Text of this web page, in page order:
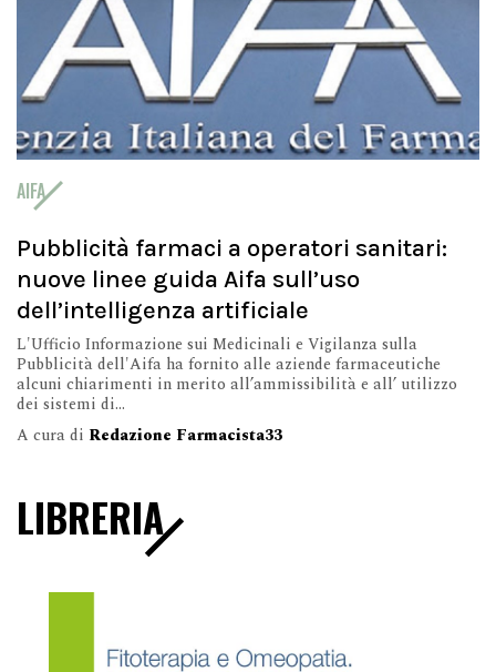
AIFA
Pubblicità farmaci a operatori sanitari:
nuove linee guida Aifa sull’uso
dell’intelligenza artificiale
L'Ufficio Informazione sui Medicinali e Vigilanza sulla
Pubblicità dell'Aifa ha fornito alle aziende farmaceutiche
alcuni chiarimenti in merito all’ammissibilità e all’ utilizzo
dei sistemi di...
A cura di Redazione Farmacista33
LIBRERIA